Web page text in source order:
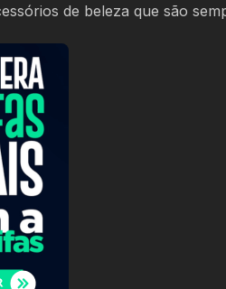
de beleza que são